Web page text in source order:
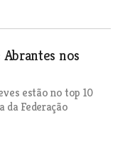
nos
estão no top 10
da Federação